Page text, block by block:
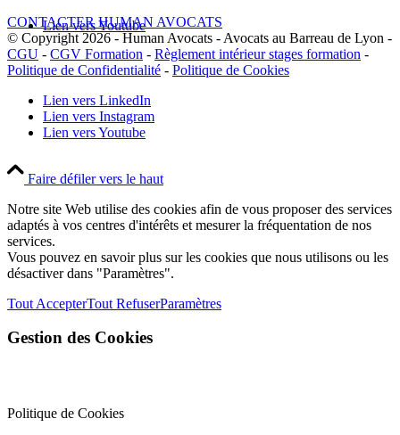
Lien vers Youtube
CONTACTER HUMAN AVOCATS
© Copyright 2026 - Human Avocats - Avocats au Barreau de Lyon -
CGU - CGV Formation - Règlement intérieur stages formation -
Politique de Confidentialité - Politique de Cookies
Lien vers LinkedIn
Lien vers Instagram
Lien vers Youtube
Faire défiler vers le haut
Notre site Web utilise des cookies afin de vous proposer des services
adaptés à vos centres d'intérêts et mesurer la fréquentation de nos
services.
Vous pouvez en savoir plus sur les cookies que nous utilisons ou les
désactiver dans "Paramètres".
Tout AccepterTout RefuserParamètres
Gestion des Cookies
Politique de Cookies